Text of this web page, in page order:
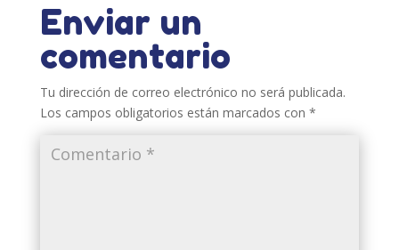
Enviar un
comentario
Tu dirección de correo electrónico no será publicada.
Los campos obligatorios están marcados con *